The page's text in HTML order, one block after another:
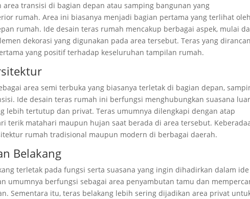
transisi di bagian depan atau samping bangunan yang
rumah. Area ini biasanya menjadi bagian pertama yang terlihat oleh
rumah. Ide desain teras rumah mencakup berbagai aspek, mulai
dekorasi yang digunakan pada area tersebut. Teras yang
yang positif terhadap keseluruhan tampilan rumah.
area semi terbuka yang biasanya terletak di bagian depan,
Ide desain teras rumah ini berfungsi menghubungkan suasana luar
lebih tertutup dan privat. Teras umumnya dilengkapi dengan atap
terik matahari maupun hujan saat berada di area tersebut.
rumah tradisional maupun modern di berbagai daerah.
Belakang
terletak pada fungsi serta suasana yang ingin dihadirkan dalam ide
umumnya berfungsi sebagai area penyambutan tamu dan
Sementara itu, teras belakang lebih sering dijadikan area privat